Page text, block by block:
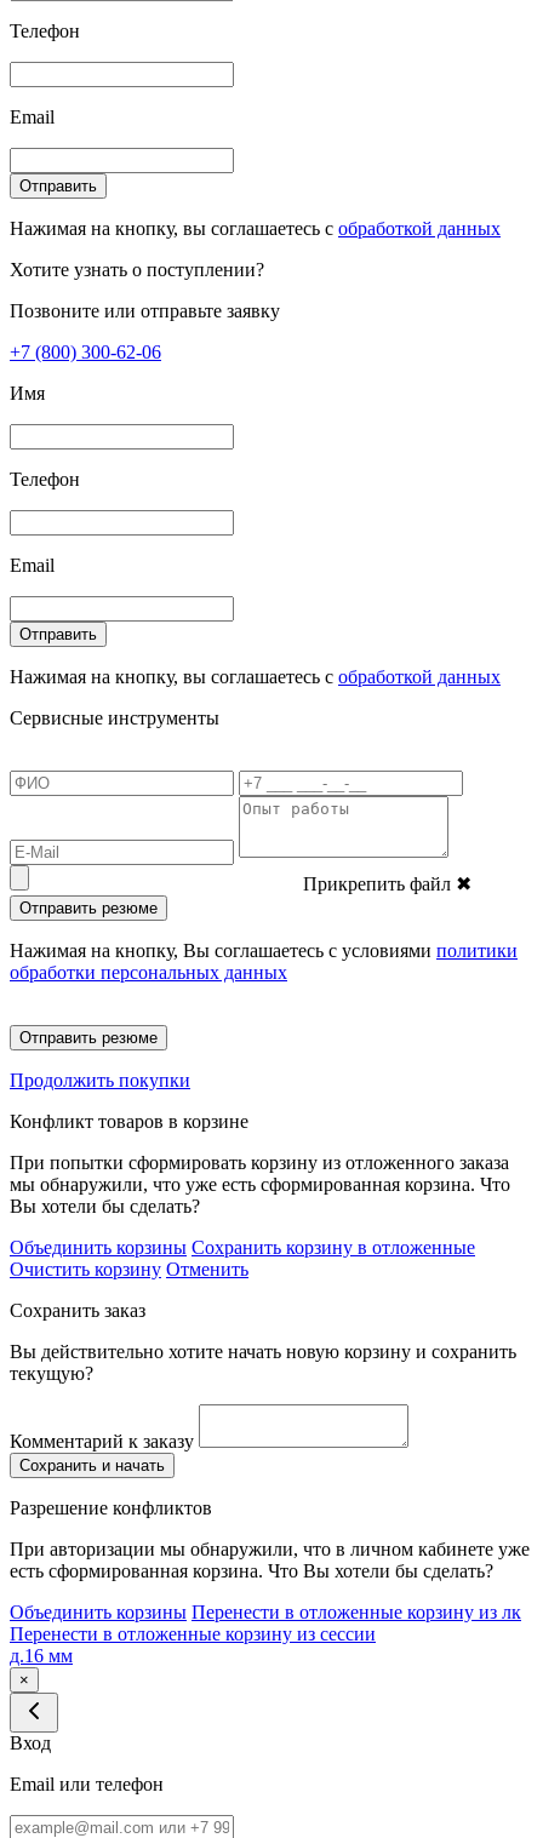
Телефон
Email
Отправить
Нажимая на кнопку, вы соглашаетесь с обработкой данных
Хотите узнать о поступлении?
Позвоните или отправьте заявку
+7 (800) 300-62-06
Имя
Телефон
Email
Отправить
Нажимая на кнопку, вы соглашаетесь с обработкой данных
Сервисные инструменты
Прикрепить файл ✖
Отправить резюме
Нажимая на кнопку, Вы соглашаетесь с условиями политики
обработки персональных данных
Отправить резюме
Продолжить покупки
Конфликт товаров в корзине
При попытки сформировать корзину из отложенного заказа
мы обнаружили, что уже есть сформированная корзина. Что
Вы хотели бы сделать?
Объединить корзины Сохранить корзину в отложенные
Очистить корзину Отменить
Сохранить заказ
Вы действительно хотите начать новую корзину и сохранить
текущую?
Комментарий к заказу
Сохранить и начать
Разрешение конфликтов
При авторизации мы обнаружили, что в личном кабинете уже
есть сформированная корзина. Что Вы хотели бы сделать?
Объединить корзины Перенести в отложенные корзину из лк
Перенести в отложенные корзину из сессии
д.16 мм
×
Вход
Email или телефон